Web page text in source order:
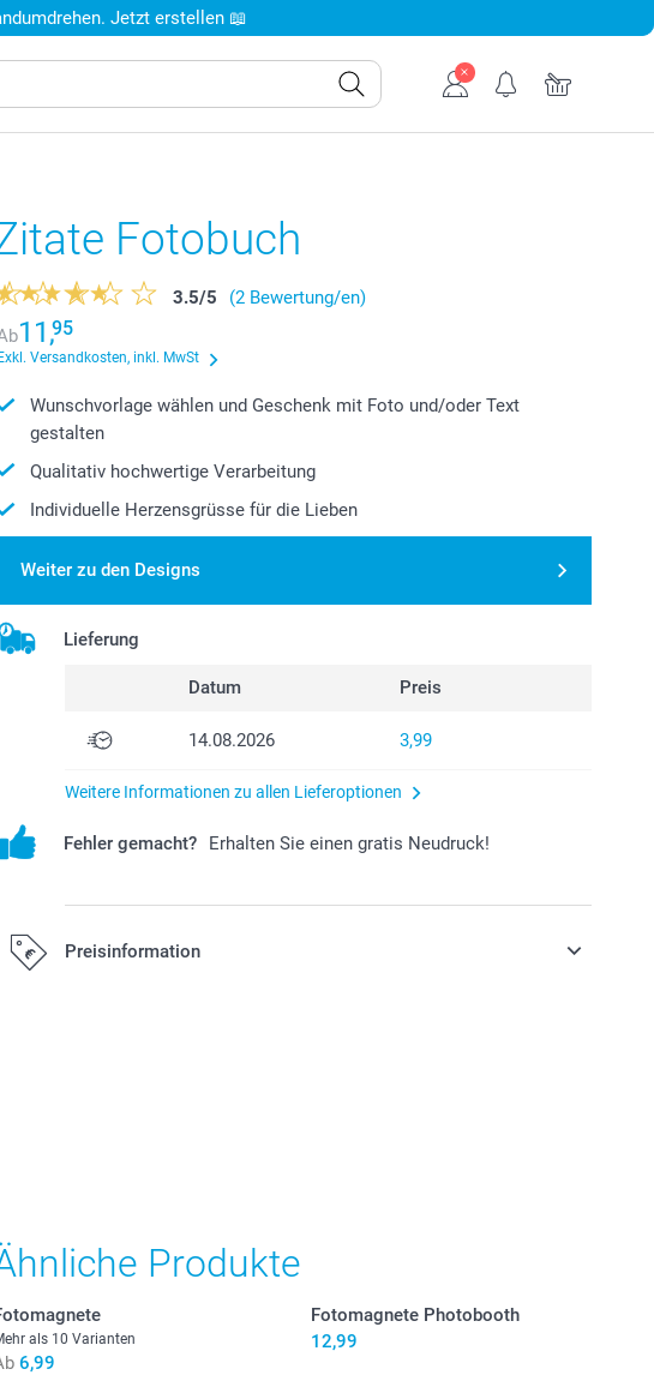
Jetzt erstellen 📖
Fotobuch
3.5/5
(2 Bewertung/en)
11,95
Exkl. Versandkosten, inkl. MwSt
Wunschvorlage wählen und Geschenk mit Foto und/oder Text
gestalten
Qualitativ hochwertige Verarbeitung
Individuelle Herzensgrüsse für die Lieben
Weiter zu den Designs
Lieferung
Datum Preis
14.08.2026 3,99
Weitere Informationen zu allen Lieferoptionen
Fehler gemacht? Erhalten Sie einen gratis Neudruck!
Preisinformation
Produkte
als 10 Varianten
6,99
Fotomagnete Photobooth
12,99